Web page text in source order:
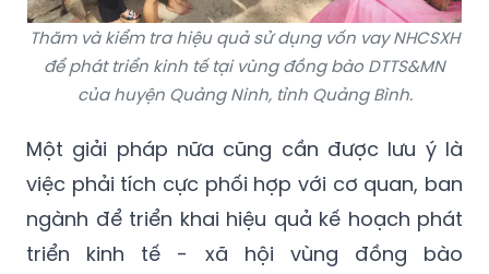
Thăm và kiểm tra hiệu quả sử dụng vốn vay NHCSXH
để phát triển kinh tế tại vùng đồng bào DTTS&MN
của huyện Quảng Ninh, tỉnh Quảng Bình.
Một giải pháp nữa cũng cần được lưu ý là
việc phải tích cực phối hợp với cơ quan, ban
ngành để triển khai hiệu quả kế hoạch phát
triển kinh tế - xã hội vùng đồng bào